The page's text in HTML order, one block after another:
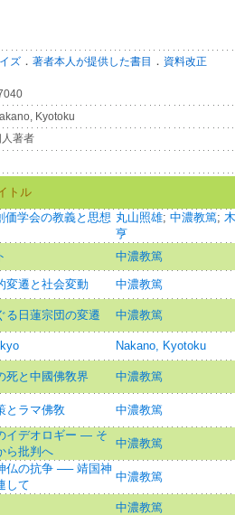
ズ ． 著者本人が提供した書目 ． 資料改正
Kyotoku
著者
トル
価学会の教義と思想 丸山照雄; 中濃教篤;
亨
中濃教篤
変遷と社会変動 中濃教篤
る日蓮宗団の変遷 中濃教篤
Nakano, Kyotoku
死と中國佛敎界 中濃教篤
とラマ佛敎
中濃教篤
イデオロギー — そ
ら批判へ
中濃教篤
仏の抗争 ── 靖国神
して
中濃教篤
中濃教篤